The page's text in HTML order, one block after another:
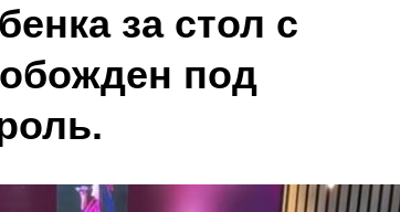
за стол с
под